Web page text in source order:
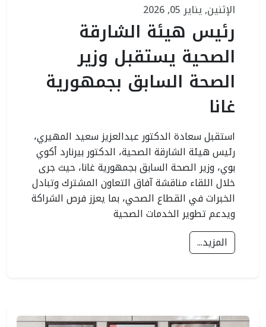
الإثنين, يناير 05, 2026
رئيس هيئة الشارقة
الصحية يستقبل وزير
الصحة السابق بجمهورية
غانا
استقبل سعادة الدكتور عبدالعزيز سعيد المهيري،
رئيس هيئة الشارقة الصحية، الدكتور بيرنارد أكوي
بوي، وزير الصحة السابق بجمهورية غانا، حيث جرى
خلال اللقاء مناقشة آفاق التعاون المشترك وتبادل
الخبرات في القطاع الصحي، بما يعزز فرص الشراكة
ويدعم تطوير الخدمات الصحية
المزيد...